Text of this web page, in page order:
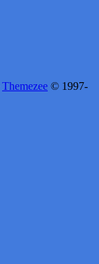
Themezee © 1997-